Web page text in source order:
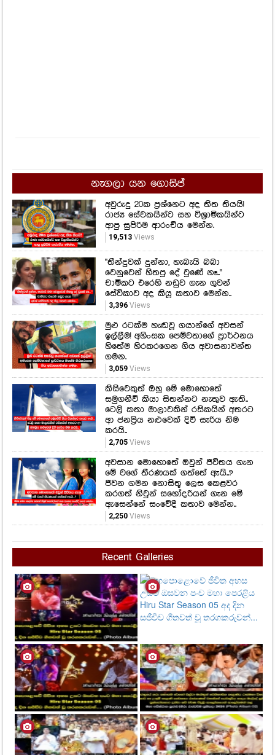
නැගලා යන ගොසිප්
අවුරුදු 20ක ප්‍රශ්නෙට අද තිත තියයි!
රාජ්‍ය සේවකයින්ට සහ විශ්‍රාමිකයින්ට
ආපු සුපිරිම ආරංචිය මෙන්න.
19,513Views
"තීන්දුවක් දුන්නා, හැබැයි බබා
වෙනුවෙන් හිතපු දේ වුණේ නෑ.."
චාමිකට එරෙහි නඩුව ගැන ගුවන්
සේවිකාව අද කියූ කතාව මෙන්න..
3,396Views
මුළු රටක්ම හැඬවූ ගයාන්ගේ අවසන්
ඉල්ලීම! අහිංසක පෙම්වතාගේ ප්‍රාර්ථනය
හිතේම හිරකරගෙන ගිය අවාසනාවන්ත
ගමන.
3,059Views
කිසිවෙකුත් ඔහු මේ මොහොතේ
සමුගනීවි කියා සිතන්නට නැතුව ඇති..
ටෙලි කතා මාලාවකින් රසිකයින් අතරට
ආ ජනප්‍රිය නළුවෙක් දිවි සැරිය නිම
කරයි..
2,705Views
අවසාන මොහොතේ ඔවුන් ජීවිතය ගැන
මේ වගේ තීරණයක් ගත්තේ ඇයි..?
ජීවන ගමන නොසිතූ ලෙස කෙළවර
කරගත් නිවුන් සහෝදරියන් ගැන මේ
ඇසෙන්නේ සංවේදී කතාව මෙන්න..
2,250Views
Recent Galleries